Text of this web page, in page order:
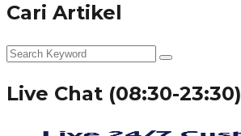
Cari Artikel
Live Chat (08:30-23:30)